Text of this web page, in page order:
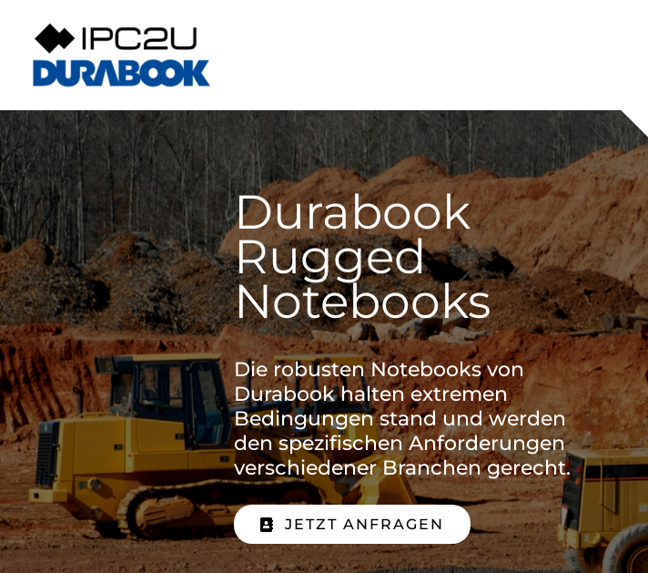
Inhalt
springen
Durabook
Rugged
Notebooks
Die robusten Notebooks von
Durabook halten extremen
Bedingungen stand und werden
den spezifischen Anforderungen
verschiedener Branchen gerecht.
JETZT ANFRAGEN